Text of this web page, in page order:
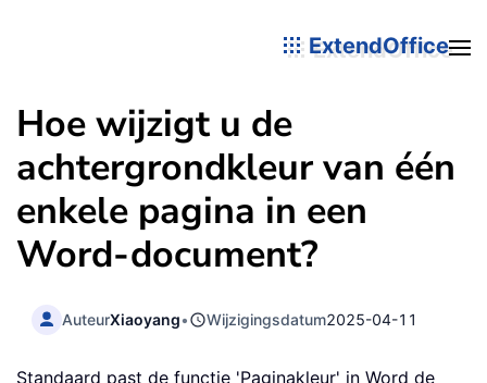
ExtendOffice
Hoe wijzigt u de
achtergrondkleur van één
enkele pagina in een
Word-document?
AuteurXiaoyang• Wijzigingsdatum2025-04-11
Standaard past de functie 'Paginakleur' in Word de